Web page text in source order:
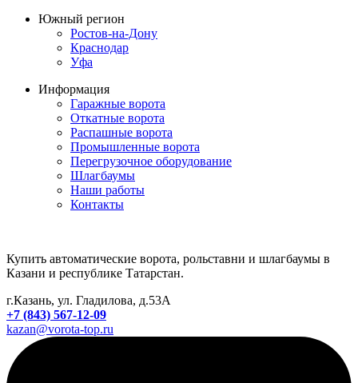
Южный регион
Ростов-на-Дону
Краснодар
Уфа
Информация
Гаражные ворота
Откатные ворота
Распашные ворота
Промышленные ворота
Перегрузочное оборудование
Шлагбаумы
Наши работы
Контакты
Купить автоматические ворота, рольставни и шлагбаумы в
Казани и республике Татарстан.
г.Казань, ул. Гладилова, д.53А
+7 (843) 567-12-09
kazan@vorota-top.ru